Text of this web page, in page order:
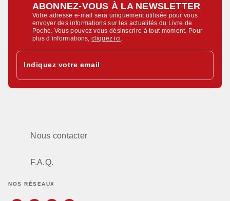
ABONNEZ-VOUS À LA NEWSLETTER
Votre adresse e-mail sera uniquement utilisée pour vous
envoyer des informations sur les actualités du Livre de
Poche. Vous pouvez vous désinscrire à tout moment. Pour
plus d’informations,cliquez ici
Indiquez votre email
Nous contacter
F.A.Q.
NOS RÉSEAUX